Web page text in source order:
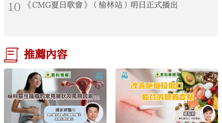
10 《CMG夏日歌會》（榆林站）明日正式播出
推薦內容